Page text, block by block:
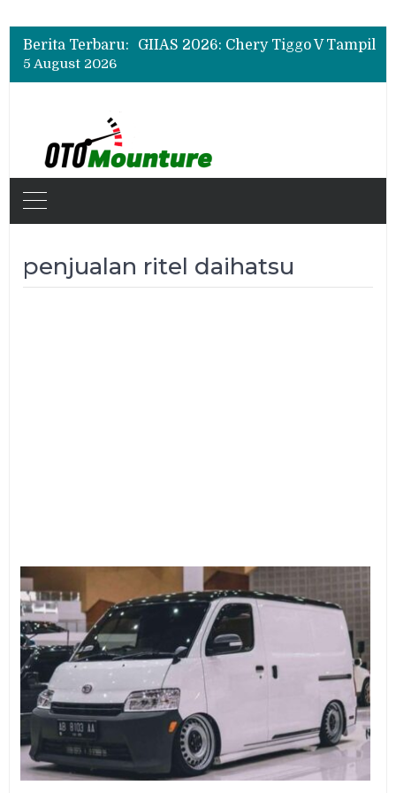
Berita Terbaru:
GIIAS 2026: Chery Tiggo V Tampil Perdana, Bawa Konsep Mobil Serbaguna 3-in-1
Laris Manis! 300 Unit Wuling Aira ev Edisi Toy Story 5 Habis Terjual di GIIAS 2026
5 August 2026
penjualan ritel daihatsu